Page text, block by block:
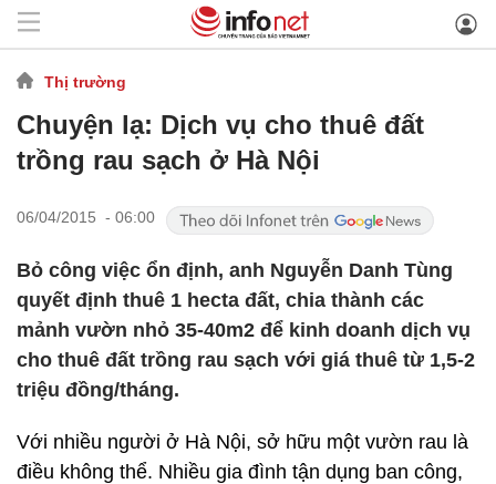
Thị trường
Chuyện lạ: Dịch vụ cho thuê đất
trồng rau sạch ở Hà Nội
06/04/2015 - 06:00
Bỏ công việc ổn định, anh Nguyễn Danh Tùng
quyết định thuê 1 hecta đất, chia thành các
mảnh vườn nhỏ 35-40m2 để kinh doanh dịch vụ
cho thuê đất trồng rau sạch với giá thuê từ 1,5-2
triệu đồng/tháng.
Với nhiều người ở Hà Nội, sở hữu một vườn rau là
điều không thể. Nhiều gia đình tận dụng ban công,